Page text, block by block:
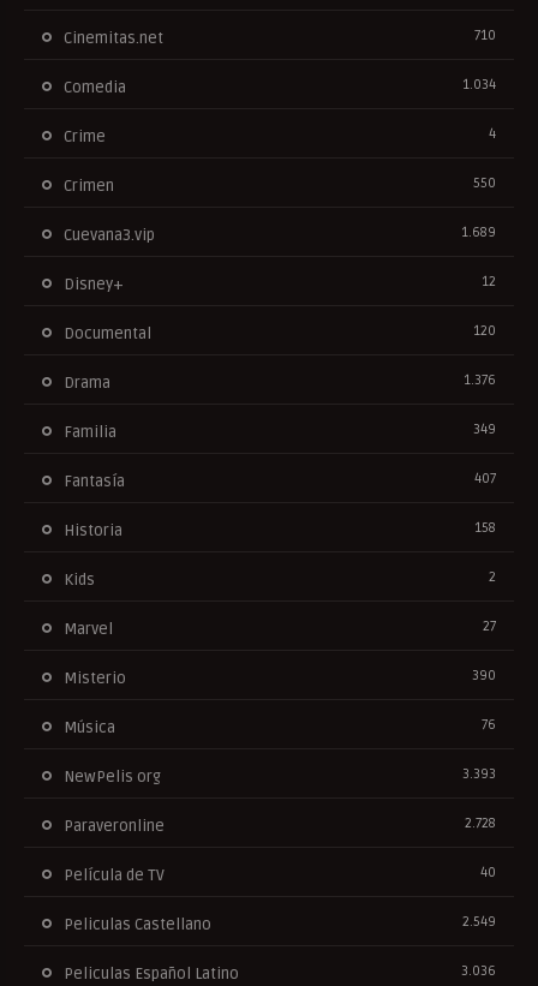
Cinemitas.net 710
Comedia 1.034
Crime 4
Crimen 550
Cuevana3.vip 1.689
Disney+ 12
Documental 120
Drama 1.376
Familia 349
Fantasía 407
Historia 158
Kids 2
Marvel 27
Misterio 390
Música 76
NewPelis org 3.393
Paraveronline 2.728
Película de TV 40
Peliculas Castellano 2.549
Peliculas Español Latino 3.036